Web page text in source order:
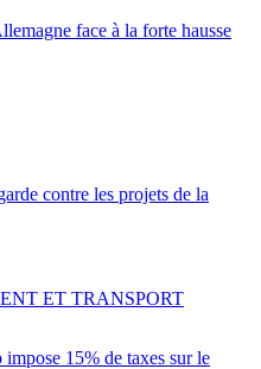
face à la forte hausse
contre les projets de la
15% de taxes sur le
ET TRANSPORT